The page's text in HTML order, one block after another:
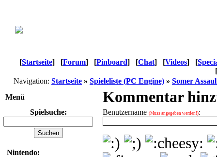
[Startseite] [Forum] [Pinboard] [Chat] [Videos] [
[
Navigation: Startseite » Spieleliste (PC Engine) » Somer
Menü
Kommentar
Spielsuche:
Nintendo:
Benutzername (Muss angegeben werden!):